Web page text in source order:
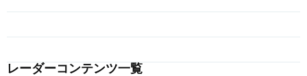
レーダーコンテンツ一覧